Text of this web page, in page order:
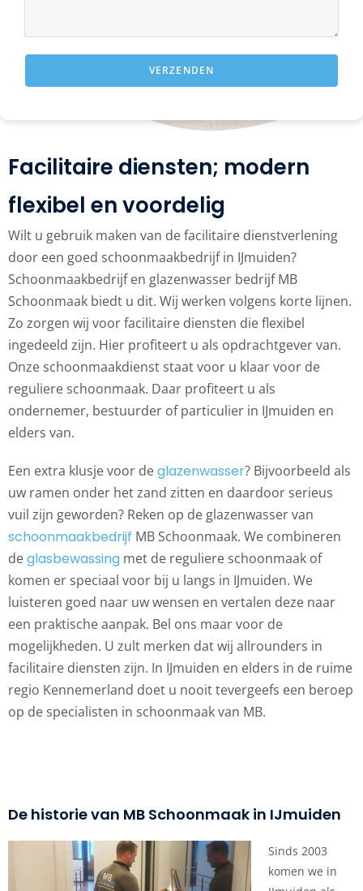
Facilitaire diensten; modern
flexibel en voordelig
Wilt u gebruik maken van de facilitaire dienstverlening
door een goed schoonmaakbedrijf in IJmuiden?
Schoonmaakbedrijf en glazenwasser bedrijf MB
Schoonmaak biedt u dit. Wij werken volgens korte lijnen.
Zo zorgen wij voor facilitaire diensten die flexibel
ingedeeld zijn. Hier profiteert u als opdrachtgever van.
Onze schoonmaakdienst staat voor u klaar voor de
reguliere schoonmaak. Daar profiteert u als
ondernemer, bestuurder of particulier in IJmuiden en
elders van.
Een extra klusje voor deglazenwasser? Bijvoorbeeld als
uw ramen onder het zand zitten en daardoor serieus
vuil zijn geworden? Reken op de glazenwasser van
schoonmaakbedrijf MB Schoonmaak. We combineren
deglasbewassing met de reguliere schoonmaak of
komen er speciaal voor bij u langs in IJmuiden. We
luisteren goed naar uw wensen en vertalen deze naar
een praktische aanpak. Bel ons maar voor de
mogelijkheden. U zult merken dat wij allrounders in
facilitaire diensten zijn. In IJmuiden en elders in de ruime
regio Kennemerland doet u nooit tevergeefs een beroep
op de specialisten in schoonmaak van MB.
De historie van MB Schoonmaak in IJmuiden
Sinds 2003
komen we in